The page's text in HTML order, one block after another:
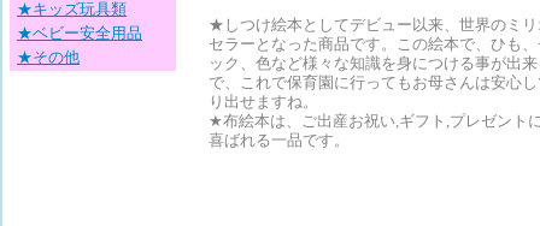
★キッズ玩具類
★ベビー安全用品
★その他
★しつけ絵本としてデビュー以来、世界のミ
セラーとなった商品です。この絵本で、ひも
ック、色など様々な知識を身につける事が出
で、これで保育園に行ってもお母さんは安心
り出せますね。
★布絵本は、ご出産お祝い,ギフト,プレゼント
喜ばれる一品です。